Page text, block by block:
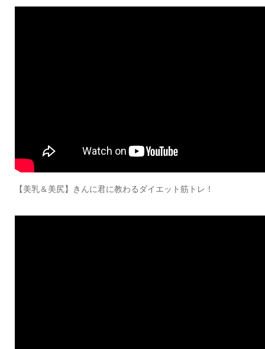
【美乳＆美尻】きんに君に教わるダイエット筋トレ！